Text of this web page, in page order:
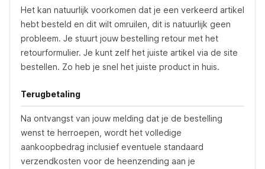
Het kan natuurlijk voorkomen dat je een verkeerd artikel
hebt besteld en dit wilt omruilen, dit is natuurlijk geen
probleem. Je stuurt jouw bestelling retour met het
retourformulier. Je kunt zelf het juiste artikel via de site
bestellen. Zo heb je snel het juiste product in huis.
Terugbetaling
Na ontvangst van jouw melding dat je de bestelling
wenst te herroepen, wordt het volledige
aankoopbedrag inclusief eventuele standaard
verzendkosten voor de heenzending aan je